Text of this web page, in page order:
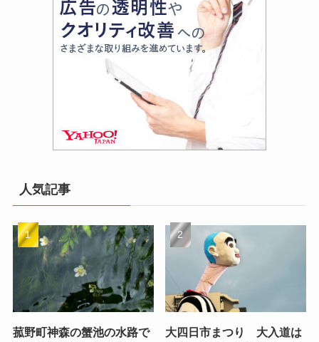
人気記事
菰野町神森の蟹池の水路で
大四日市まつり 大入道は